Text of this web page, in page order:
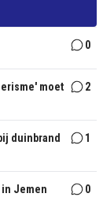
0
moet
2
duinbrand
1
Jemen
0